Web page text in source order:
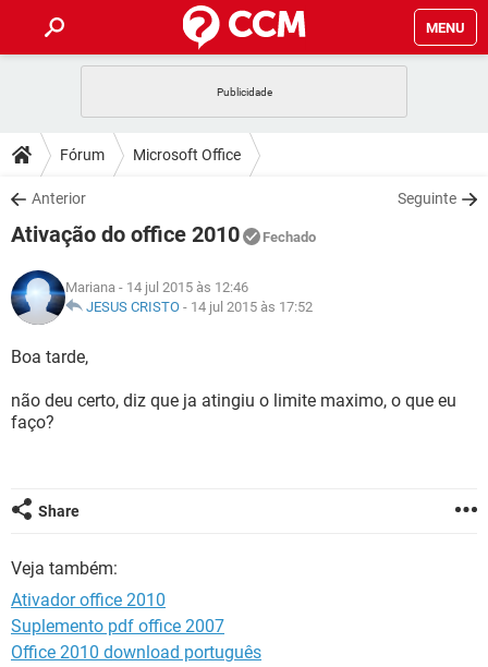
MENU
CELULAR
OUTLOOK
INSTAGRAM GMAIL
GUIA DE COMPRAS
DICAS
JOGOS
INSTAGRAM
GUIA DE COMPRAS
DOWNLOADS
JOGOS WHATSAPP
CELULAR
OUTLOOK EXCEL
INSTAGRAM
FÓRUM
JOGOS
CELULAR
OUTLOOK
INSTAGRAM GMAIL
GLOSSÁRIO
OUTLOOK
GUIA DE COMPRAS
Fórum Microsoft Office
Anterior Seguinte
Ativação do office 2010 Fechado
Mariana - 14 jul 2015 às 12:46
JESUS CRISTO - 14 jul 2015 às 17:52
Boa tarde,
não deu certo, diz que ja atingiu o limite maximo, o que eu
faço?
Share
Veja também:
Ativador office 2010
Suplemento pdf office 2007
Office 2010 download português